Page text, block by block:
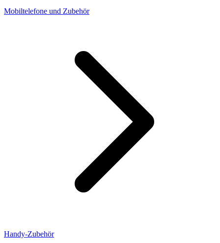
Mobiltelefone und Zubehör
Handy-Zubehör